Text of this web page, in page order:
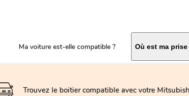
Ma voiture est-elle compatible ? Où est ma prise
Trouvez le boitier compatible avec votre